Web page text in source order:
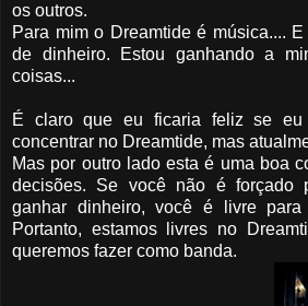
os outros.
Para mim o Dreamtide é música....
de dinheiro. Estou ganhando a
coisas...
É claro que eu ficaria feliz se
concentrar no Dreamtide, mas
Mas por outro lado esta é uma boa
decisões. Se você não é forçado
ganhar dinheiro, você é livre
Portanto, estamos livres no
queremos fazer como banda.